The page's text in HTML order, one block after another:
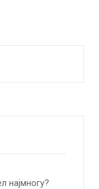
најмногу?